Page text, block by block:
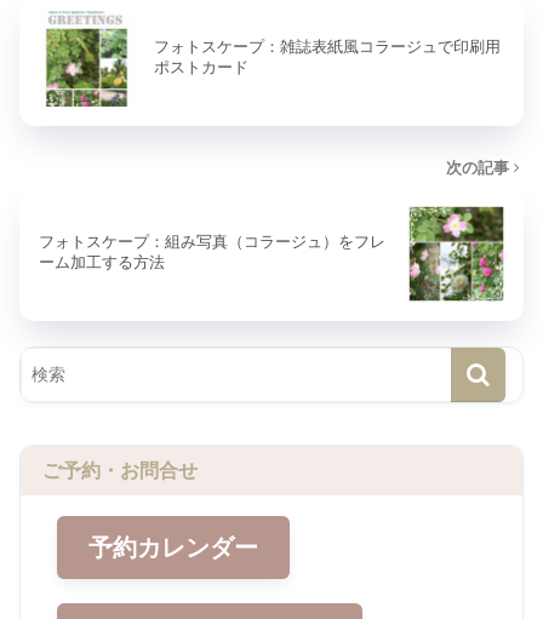
フォトスケープ：雑誌表紙風コラージュで印刷用
ポストカード
次の記事
フォトスケープ：組み写真（コラージュ）をフレ
ーム加工する方法
ご予約・お問合せ
予約カレンダー